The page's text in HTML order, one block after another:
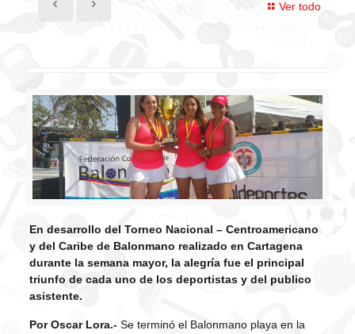
Ver todo
En desarrollo del Torneo Nacional – Centroamericano
y del Caribe de Balonmano realizado en Cartagena
durante la semana mayor, la alegría fue el principal
triunfo de cada uno de los deportistas y del publico
asistente.
Por Oscar Lora.- Se terminó el Balonmano playa en la